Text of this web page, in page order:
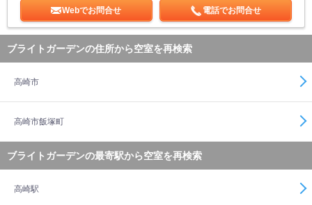
Webでお問合せ 電話でお問合せ
ブライトガーデンの住所から空室を再検索
高崎市
高崎市飯塚町
ブライトガーデンの最寄駅から空室を再検索
高崎駅